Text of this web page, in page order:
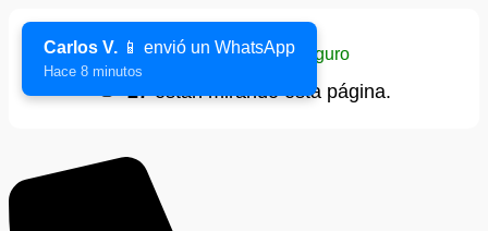
Sitio verificado y seguro
👁️ 27están mirando esta página.
Carlos V. 📱 envió un WhatsApp
Hace 8 minutos